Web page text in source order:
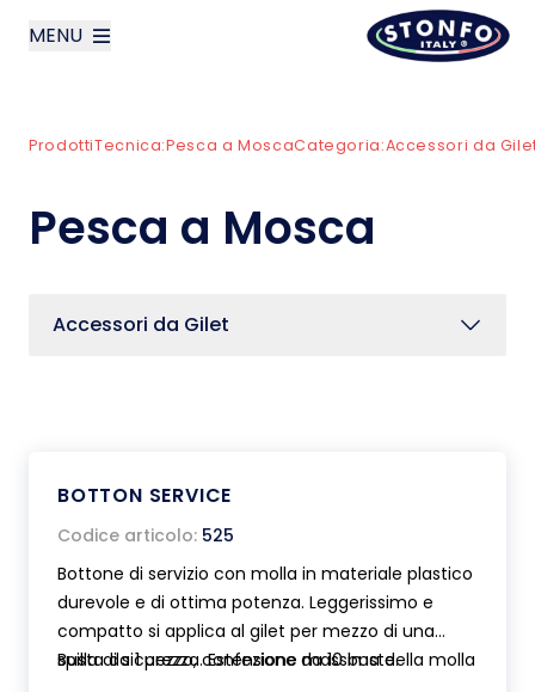
MENU
Prodotti
ProdottiTecnica:Pesca a MoscaCategoria:Accessori da
Pesca a Mosca
Accessori da Gilet
BOTTON SERVICE
Codice articolo: 525
Bottone di servizio con molla in materiale plastico
durevole e di ottima potenza. Leggerissimo e
compatto si applica al gilet per mezzo di una
spilla di sicurezza. Estensione massima della molla
Busta da 1 pezzo, confezione da 10 buste.